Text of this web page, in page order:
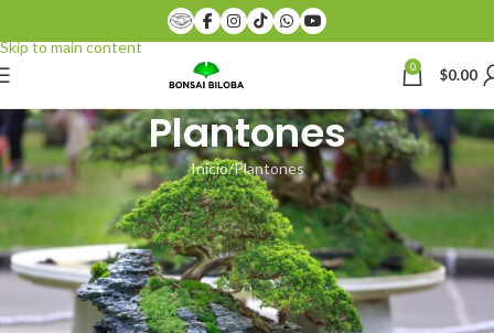
Skip to main content
0 $0.00
Plantones
Inicio Plantones
Plantones cultivos de semillas, injerto o acodos. Se cultivan con buenas
prácticas y excelente cuidado. Toma en cuenta que las fotos, son
recientes pero el crecimiento sigue. Sí tienes alguna duda. Puedes pedir
una foto para ver el estado actual. Envíos solo días laborales lunes. Así
envío del inició de semana nos aseguramos de que llegué con bien y no
se resguarde día. Puede ser envió nacional económico como exprés.